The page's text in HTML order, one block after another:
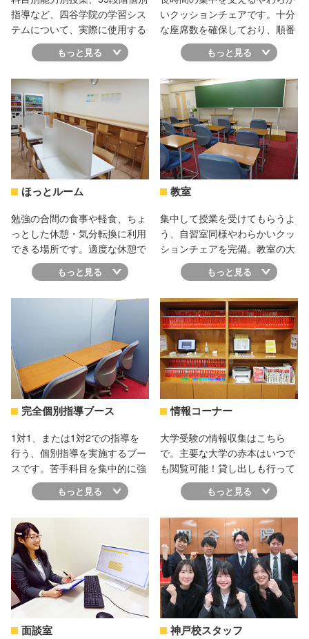
指導など、四谷学院の学習シス
テムについて、実際に使用する
テキストなども見てもらいなが
ら説明します。大学受験の対策
最適な学習プランの提案に加え
て、進路選択や勉強に関する相
談をすることもできます。気軽
に校舎の雰囲気を見に来てくだ
さいね。
もっと見る
いクッションチェアです。十分
な座席数を確保しており、順番
待ちや予約は一切不要。授業用
の教室も未使用時は自習室とし
校でありがちな席取り競争も四
谷学院なら全くなし、いつでも
勉強できる環境になっていま
す。またスタッフが定期的に見
回りを行い、皆さんが最大限集
中できるよう管理しています。
もっと見る
ほっとルーム
勉強の合間の食事や軽食、ちょ
っとした休憩・気分転換に利用
できる場所です。適度な休憩で
集中力回復。一息ついてリフレ
ッシュしたら、また頑張るぞ、
もっと見る
教室
集中して授業を受けてもらうよ
う、自習室同様やわらかいクッ
ションチェアを完備。教室の大
きさは、どこに座っても黒板や
先生の顔がはっきり見えるサイ
イクを使って授業をするような
大教室はありません。理解度を
気にかけてもらいながら、質問
がしやすい授業空間になってい
ます。
もっと見る
完全個別指導ブース
1対1、または1対2での指導を
行う、個別指導を実施するブー
スです。苦手科目を集中的に強
化したり、学校推薦・総合型選
抜・一般入試のために小論文の
況に応じた授業内容で指導を受
けることができます。予備校コ
ースの授業と併せて活用するこ
とも可能です。
もっと見る
情報コーナー
大学受験の情報収集はこちら
で。主要な大学の赤本はいつで
も閲覧可能！貸し出しも行って
います。
もっと見る
面談室 神戸校スタッフ